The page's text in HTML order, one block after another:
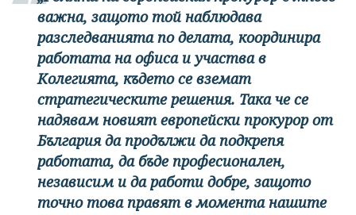
важна, защото той наблюдава
разследванията по делата, координира
работата на офиса и участва в
Колегията, където се вземат
стратегическите решения. Така че се
надявам новият европейски прокурор от
България да продължи да подкрепя
работата, да бъде професионален,
независим и да работи добре, защото
точно това правят в момента нашите